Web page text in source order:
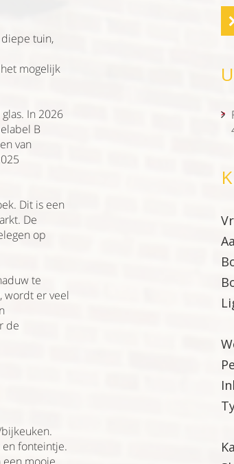
tuin,
mogelijk
In 2026
B
van
Dit is een
De
op
te
wordt er veel
de
fonteintje.